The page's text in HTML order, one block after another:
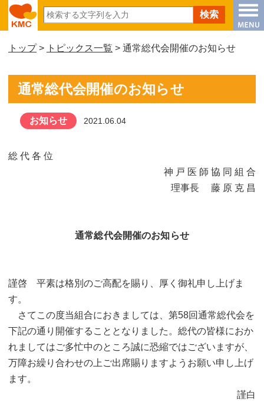
トップ> トピックス一覧 > 通常総代会開催のお知らせ
通常総代会開催のお知らせ
お知らせ 2021.06.04
総 代 各 位
神 戸 医 師 協 同 組 合
理事長 藤 原 克 昌
通常総代会開催のお知らせ
謹啓 平素は格別のご高配を賜り、厚く御礼申し上げま
す。
さてこの度当組合におきましては、第58回通常総代会を
下記の通り開催することとなりました。総代の皆様におか
れましてはご多忙中のところ誠に恐縮ではございますが、
万障お繰り合わせの上ご出席賜りますようお願い申し上げ
ます。
謹白